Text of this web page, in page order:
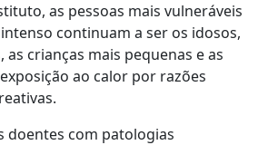
as pessoas mais vulneráveis
continuam a ser os idosos,
crianças mais pequenas e as
ao calor por razões
doentes com patologias